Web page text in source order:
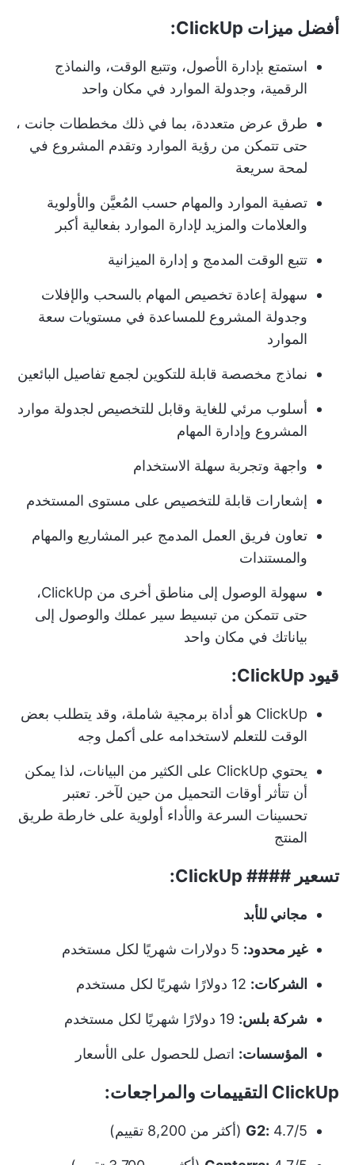
أفضل ميزات ClickUp:
استمتع بإدارة الأصول، وتتبع الوقت، والنماذج
الرقمية، وجدولة الموارد في مكان واحد
طرق عرض متعددة، بما في ذلك مخططات جانت ،
حتى تتمكن من رؤية الموارد وتقدم المشروع في
لمحة سريعة
تصفية الموارد والمهام حسب المُعيَّن والأولوية
والعلامات والمزيد لإدارة الموارد بفعالية أكبر
تتبع الوقت المدمج و إدارة الميزانية
سهولة إعادة تخصيص المهام بالسحب والإفلات
وجدولة المشروع للمساعدة في مستويات سعة
الموارد
نماذج مخصصة قابلة للتكوين لجمع تفاصيل البائعين
أسلوب مرئي للغاية وقابل للتخصيص لجدولة موارد
المشروع وإدارة المهام
واجهة وتجربة سهلة الاستخدام
إشعارات قابلة للتخصيص على مستوى المستخدم
تعاون فريق العمل المدمج عبر المشاريع والمهام
والمستندات
سهولة الوصول إلى مناطق أخرى من ClickUp،
حتى تتمكن من تبسيط سير عملك والوصول إلى
بياناتك في مكان واحد
قيود ClickUp:
ClickUp هو أداة برمجية شاملة، وقد يتطلب بعض
الوقت للتعلم لاستخدامه على أكمل وجه
يحتوي ClickUp على الكثير من البيانات، لذا يمكن
أن تتأثر أوقات التحميل من حين لآخر. تعتبر
تحسينات السرعة والأداء أولوية على خارطة طريق
المنتج
تسعير #### ClickUp:
مجاني للأبد
غير محدود:
الشركات:
شركة بلس:
المؤسسات: اتصل للحصول على الأسعار
ClickUp التقييمات والمراجعات:
G2: 4.7/5 (أكثر من 8,200 تقييم)